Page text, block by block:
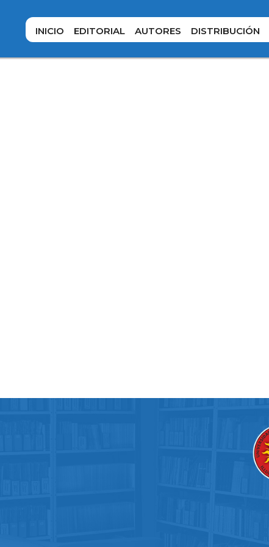
INICIO EDITORIAL AUTORES DISTRIBUCIÓN